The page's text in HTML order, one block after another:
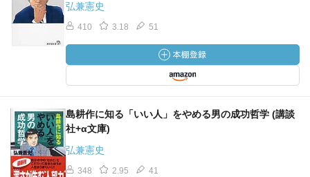
弘兼憲史
410 3.18 51
島耕作に知る「いい人」をやめる男の成功哲学 (講談
社+α文庫)
弘兼憲史
348 2.95 41